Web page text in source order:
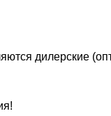
дилерские